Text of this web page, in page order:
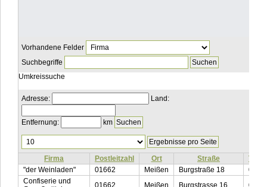
Vorhandene Felder
Suchbegriffe
Umkreissuche
Adresse: Land:
Entfernung:
km
Ergebnisse
pro
Seite
Firma Postleitzahl Ort Straße
"der Weinladen"
01662 Meißen Burgstraße 18
Confiserie und
01662 Meißen Burgstrasse 16